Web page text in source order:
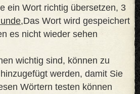
ein Wort richtig übersetzen, 3
Das Wort wird gespeichert
es nicht wieder sehen
wichtig sind, können zu
hinzugefügt werden, damit Sie
Wörtern testen können